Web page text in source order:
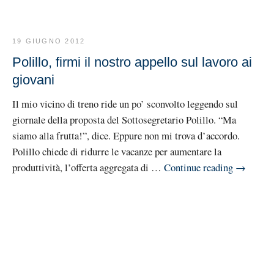
19 GIUGNO 2012
Polillo, firmi il nostro appello sul lavoro ai
giovani
Il mio vicino di treno ride un po’ sconvolto leggendo sul
giornale della proposta del Sottosegretario Polillo. “Ma
siamo alla frutta!”, dice. Eppure non mi trova d’accordo.
Polillo chiede di ridurre le vacanze per aumentare la
produttività, l’offerta aggregata di … Continue reading →